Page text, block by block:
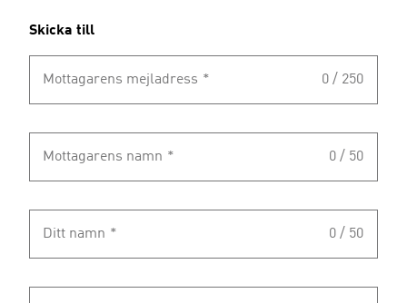
Skicka till
Mottagarens mejladress * 0 / 250
Mottagarens namn * 0 / 50
Ditt namn * 0 / 50